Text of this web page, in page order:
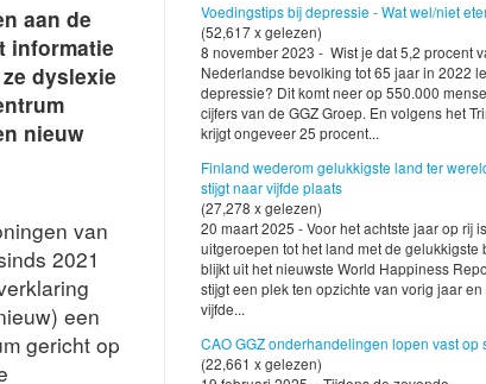
aan de
informatie
dyslexie
nieuw
van
2021
een
gericht op
Voedingstips bij depressie - Wat wel/niet
(52,617 x gelezen)
8 november 2023 - Wist je dat 5,2 procent
Nederlandse bevolking tot 65 jaar in 2022
depressie? Dit komt neer op 550.000
cijfers van de GGZ Groep. En volgens het
krijgt ongeveer 25 procent...
Finland wederom gelukkigste land ter
stijgt naar vijfde plaats
(27,278 x gelezen)
20 maart 2025 - Voor het achtste jaar op rij
uitgeroepen tot het land met de gelukkigste
blijkt uit het nieuwste World Happiness
stijgt een plek ten opzichte van vorig jaar
vijfde...
CAO GGZ onderhandelingen lopen vast op
(22,661 x gelezen)